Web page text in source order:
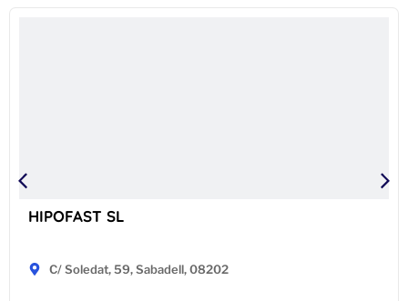
HIPOFAST SL
C/ Soledat, 59, Sabadell, 08202